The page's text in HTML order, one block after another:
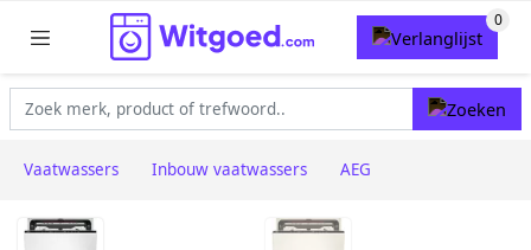
Vaatwassers Inbouw vaatwassers AEG